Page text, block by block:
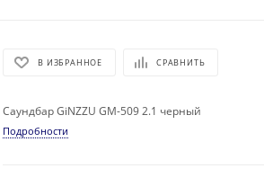
В ИЗБРАННОЕ СРАВНИТЬ
Саундбар GiNZZU GM-509 2.1 черный
Подробности